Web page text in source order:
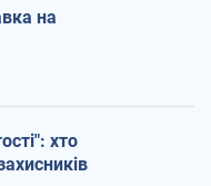
на
хто